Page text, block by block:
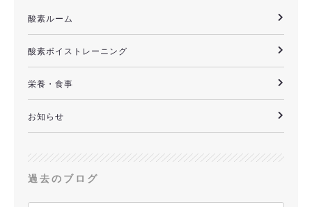
お知らせ
栄養・食事
酸素ボイストレーニング
酸素ルーム
過去のブログ